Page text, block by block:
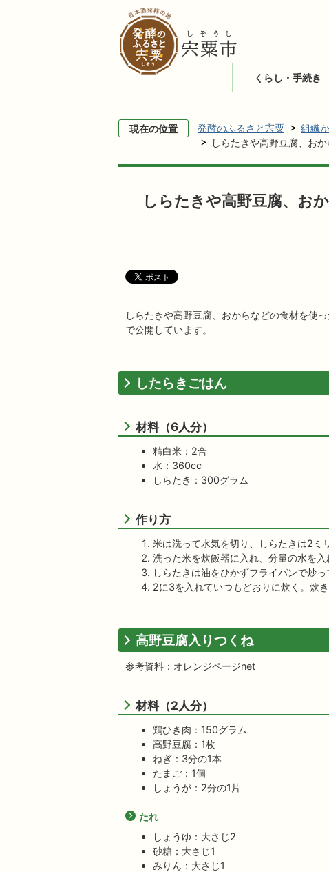
くらし・手続き
現在の位置 発酵のふるさと宍粟 組織
しらたきや高野豆腐、お
しらたきや高野豆腐、お
しらたきや高野豆腐、おからなどの食材を使
で公開しています。
したらきごはん
材料（6人分）
精白米：2合
水：360cc
しらたき：300グラム
作り方
米は洗って水気を切り、しらたきは2ミ
洗った米を炊飯器に入れ、分量の水を入
しらたきは油をひかずフライパンで炒っ
2に3を入れていつもどおりに炊く。炊
高野豆腐入りつくね
参考資料：オレンジページnet
材料（2人分）
鶏ひき肉：150グラム
高野豆腐：1枚
ねぎ：3分の1本
たまご：1個
しょうが：2分の1片
たれ
しょうゆ：大さじ2
砂糖：大さじ1
みりん：大さじ1